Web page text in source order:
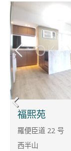
福熙苑
羅便臣道 22 号
西半山